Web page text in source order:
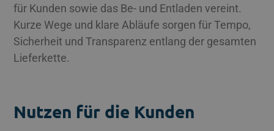
für Kunden sowie das Be- und Entladen vereint.
Kurze Wege und klare Abläufe sorgen für Tempo,
Sicherheit und Transparenz entlang der gesamten
Lieferkette.
Nutzen für die Kunden